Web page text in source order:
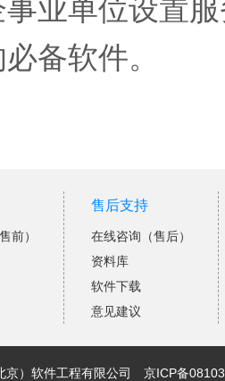
事业单位设置
备软件。
前）
售后支持
在线咨询（售后）
资料库
软件下载
意见建议
）软件工程有限公司 京ICP备